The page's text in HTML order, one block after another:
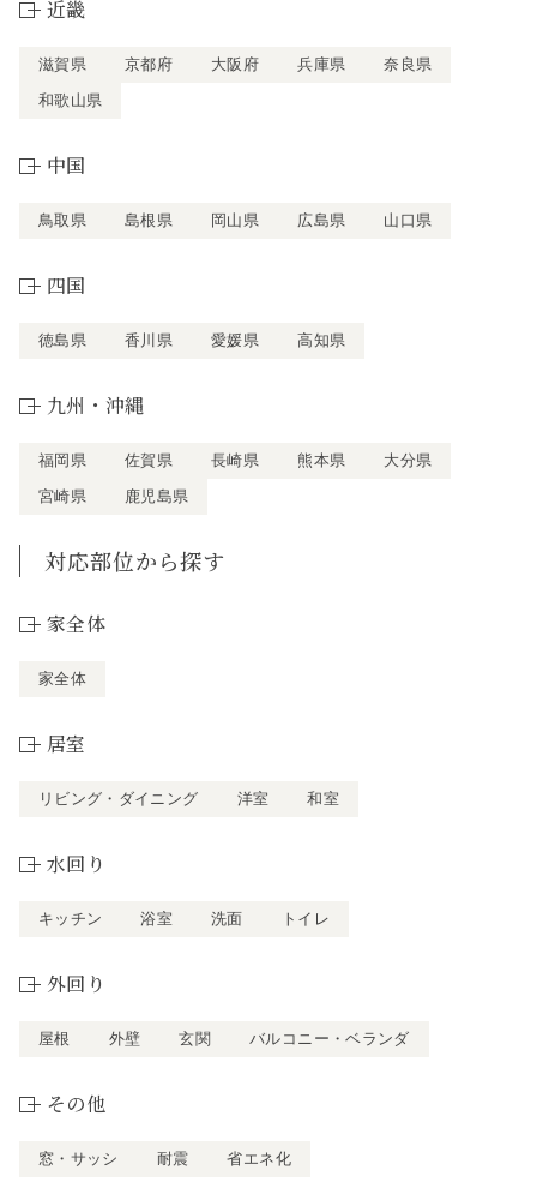
近畿
滋賀県 京都府 大阪府 兵庫県
奈良県
和歌山県
中国
鳥取県 島根県 岡山県 広島県 山口県
四国
徳島県 香川県 愛媛県 高知県
九州・沖縄
福岡県 佐賀県 長崎県 熊本県
大分県
宮崎県
鹿児島県
対応部位から探す
家全体
家全体
居室
リビング・ダイニング 洋室 和室
水回り
キッチン 浴室 洗面 トイレ
外回り
屋根 外壁 玄関 バルコニー・ベランダ
その他
窓・サッシ 耐震 省エネ化